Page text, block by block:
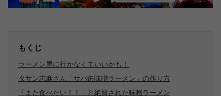
もくじ
ラーメン屋に行かなくていいかも！
タサン志麻さん「サバ缶味噌ラーメン」の作り方
「また食べたい！！」と絶賛された味噌ラーメン